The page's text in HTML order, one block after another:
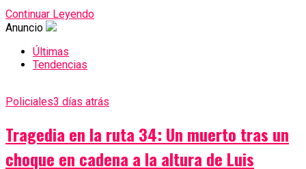
Continuar Leyendo
Anuncio
Últimas
Tendencias
Policiales3 días atrás
Tragedia en la ruta 34: Un muerto tras un
choque en cadena a la altura de Luis